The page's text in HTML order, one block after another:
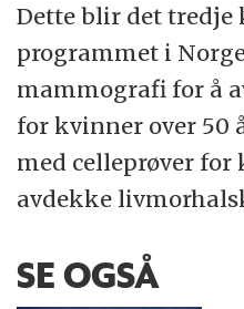
Dette blir det
programmet i
mammografi for å
for kvinner over 50
med celleprøver for
avdekke
SE OGSÅ